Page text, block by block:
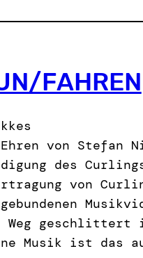
FAHREN
von Stefan
des
von
Weg
Musik ist das